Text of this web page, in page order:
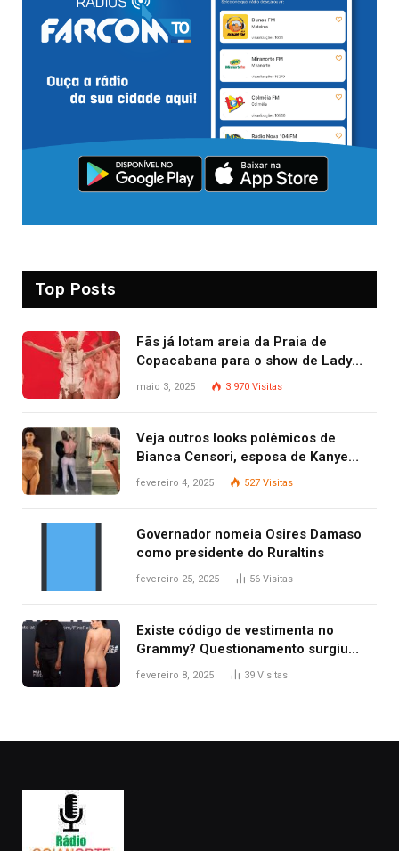
Top Posts
Fãs já lotam areia da Praia de
Copacabana para o show de Lady
Gaga
maio 3, 2025 3.970 Visitas
Veja outros looks polêmicos de
Bianca Censori, esposa de Kanye
West que apareceu nua no Grammy
fevereiro 4, 2025 527 Visitas
Governador nomeia Osires Damaso
como presidente do Ruraltins
fevereiro 25, 2025 56 Visitas
Existe código de vestimenta no
Grammy? Questionamento surgiu
após Bianca Censori, mulher de
fevereiro 8, 2025 39 Visitas